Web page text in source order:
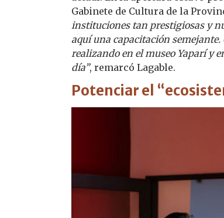
Gabinete de Cultura de la
instituciones tan prestigiosas y
aquí una capacitación
realizando en el museo Yaparí y
día”, remarcó Lagable.
Potenciar el